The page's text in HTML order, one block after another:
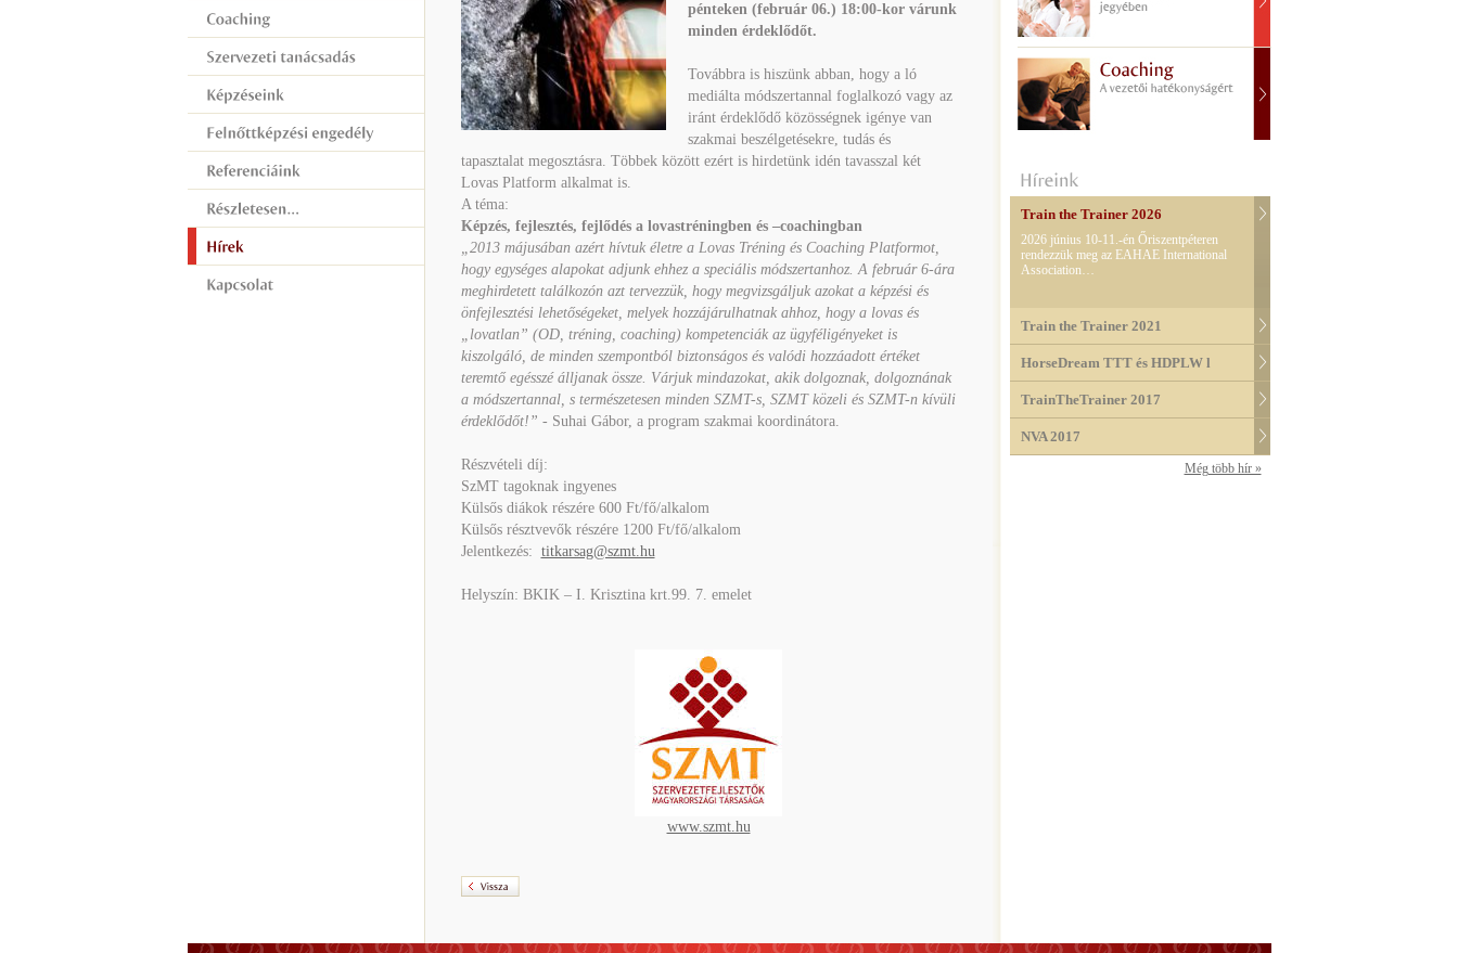
pénteken (február 06.) 18:00-kor várunk
minden érdeklődőt.
Továbbra is hiszünk abban, hogy a ló
mediálta módszertannal foglalkozó vagy az
iránt érdeklődő közösségnek igénye van
szakmai beszélgetésekre, tudás és
tapasztalat megosztásra. Többek között ezért is hirdetünk idén tavasszal két
Lovas Platform alkalmat is.
A téma:
Képzés, fejlesztés, fejlődés a lovastréningben és –coachingban
„2013 májusában azért hívtuk életre a Lovas Tréning és Coaching Platformot,
hogy egységes alapokat adjunk ehhez a speciális módszertanhoz. A február 6-ára
meghirdetett találkozón azt tervezzük, hogy megvizsgáljuk azokat a képzési és
önfejlesztési lehetőségeket, melyek hozzájárulhatnak ahhoz, hogy a lovas és
„lovatlan” (OD, tréning, coaching) kompetenciák az ügyféligényeket is
kiszolgáló, de minden szempontból biztonságos és valódi hozzáadott értéket
teremtő egésszé álljanak össze. Várjuk mindazokat, akik dolgoznak, dolgoznának
a módszertannal, s természetesen minden SZMT-s, SZMT közeli és SZMT-n kívüli
érdeklődőt!” - Suhai Gábor, a program szakmai koordinátora.
Részvételi díj:
SzMT tagoknak ingyenes
Külsős diákok részére 600 Ft/fő/alkalom
Külsős résztvevők részére 1200 Ft/fő/alkalom
Jelentkezés: titkarsag@szmt.hu
Helyszín: BKIK – I. Krisztina krt.99. 7. emelet
www.szmt.hu
Train the Trainer 2026
2026 június 10-11.-én Őriszentpéteren
rendezzük meg az EAHAE International
Association…
Train the Trainer 2021
HorseDream TTT és HDPLW l
TrainTheTrainer 2017
NVA 2017
Még több hír »